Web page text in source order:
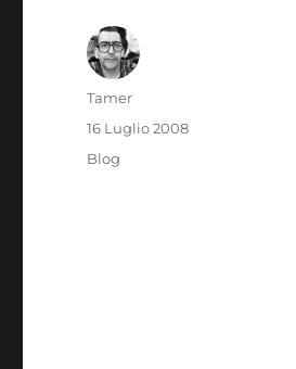
Autore
Tamer
Pubblicato
16 Luglio 2008
Categorie
Blog